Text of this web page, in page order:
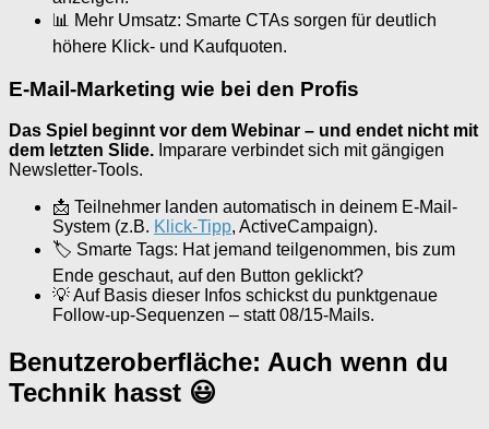
📊 Mehr Umsatz: Smarte CTAs sorgen für deutlich
höhere Klick- und Kaufquoten.
E-Mail-Marketing wie bei den Profis
Das Spiel beginnt vor dem Webinar – und endet nicht mit
dem letzten Slide. Imparare verbindet sich mit gängigen
Newsletter-Tools.
📩 Teilnehmer landen automatisch in deinem E-Mail-
System (z.B. Klick-Tipp, ActiveCampaign).
🏷 Smarte Tags: Hat jemand teilgenommen, bis zum
Ende geschaut, auf den Button geklickt?
💡 Auf Basis dieser Infos schickst du punktgenaue
Follow-up-Sequenzen – statt 08/15-Mails.
Benutzeroberfläche: Auch wenn du
Technik hasst 😃